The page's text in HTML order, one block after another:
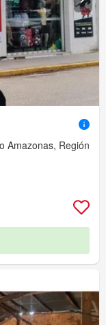
Amazonas, Región